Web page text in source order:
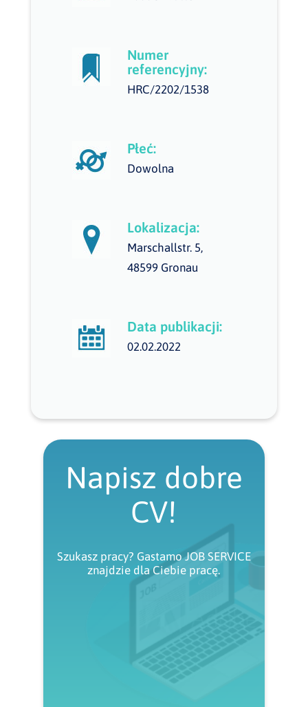
Numer
referencyjny:
HRC/2202/1538
Płeć:
Dowolna
Lokalizacja:
Marschallstr. 5,
48599 Gronau
Data publikacji:
02.02.2022
Napisz dobre
CV!
Szukasz pracy? Gastamo JOB SERVICE
znajdzie dla Ciebie pracę.